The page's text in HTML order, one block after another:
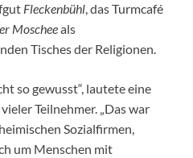
Fleckenbühl, das Turmcafé
Moscheeals
Tisches der Religionen.
so gewusst“, lautete eine
Teilnehmer. „Das war
Sozialfirmen,
um Menschen mit